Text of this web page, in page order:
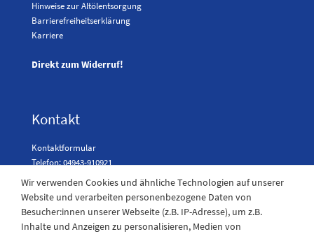
Hinweise zur Altölentsorgung
Barrierefreiheitserklärung
Karriere
Direkt zum Widerruf!
Kontakt
Kontaktformular
Telefon: 04943-910921
Laden Öffnungszeiten
Wir verwenden Cookies und ähnliche Technologien auf unserer
Website und verarbeiten personenbezogene Daten von
Besucher:innen unserer Webseite (z.B. IP-Adresse), um z.B.
Inhalte und Anzeigen zu personalisieren, Medien von